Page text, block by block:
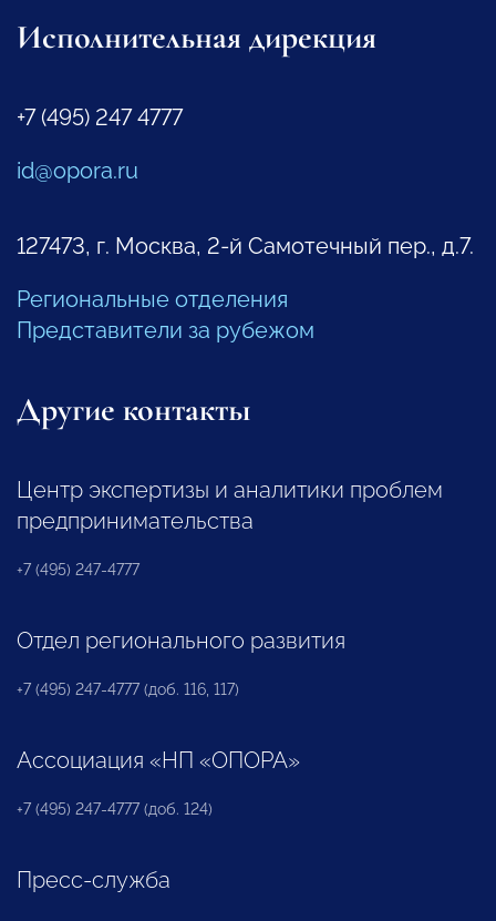
Исполнительная дирекция
+7 (495) 247 4777
id@opora.ru
127473, г. Москва, 2-й Самотечный пер., д.7.
Региональные отделения
Представители за рубежом
Другие контакты
Центр экспертизы и аналитики проблем
предпринимательства
+7 (495) 247-4777
Отдел регионального развития
+7 (495) 247-4777 (доб. 116, 117)
Ассоциация «НП «ОПОРА»
+7 (495) 247-4777 (доб. 124)
Пресс-служба